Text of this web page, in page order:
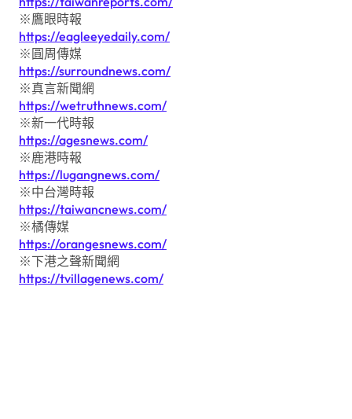
※鷹眼時報
https://eagleeyedaily.com/
※圓周傳媒
https://surroundnews.com/
※真言新聞網
https://wetruthnews.com/
※新一代時報
https://agesnews.com/
※鹿港時報
https://lugangnews.com/
※中台灣時報
https://taiwancnews.com/
※橘傳媒
https://orangesnews.com/
※下港之聲新聞網
https://tvillagenews.com/